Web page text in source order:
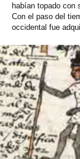
habían topado con
Con el paso del
occidental fue